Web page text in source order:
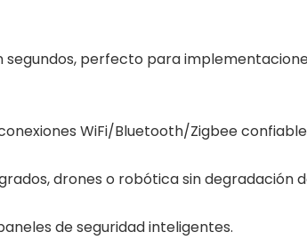
perfecto para
WiFi/Bluetooth/Zigbee
drones o robótica sin degradación
de seguridad inteligentes.